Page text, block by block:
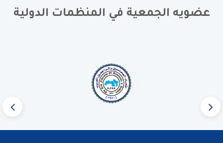
عضويه الجمعية في المنظمات الدولية